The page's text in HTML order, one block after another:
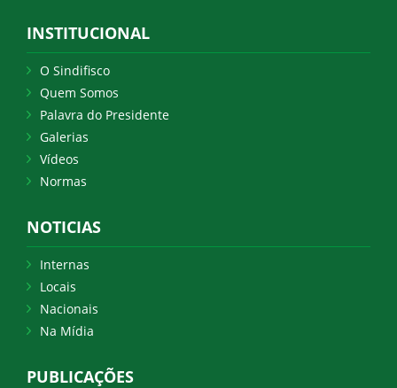
INSTITUCIONAL
O Sindifisco
Quem Somos
Palavra do Presidente
Galerias
Vídeos
Normas
NOTICIAS
Internas
Locais
Nacionais
Na Mídia
PUBLICAÇÕES